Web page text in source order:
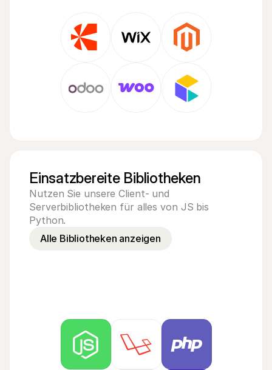
Einsatzbereite Bibliotheken
Nutzen Sie unsere Client- und
Serverbibliotheken für alles von JS bis
Python.
Alle Bibliotheken anzeigen